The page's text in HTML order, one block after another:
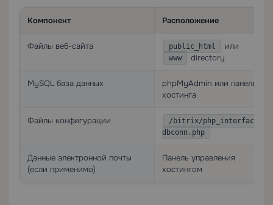
Компонент Расположение
Файлы веб-сайта public_html или
www directory
MySQL база данных
phpMyAdmin или панель
хостинга
Файлы конфигурации
/bitrix/php_interface/
dbconn.php
Данные электронной почты
(если применимо)
Панель управления
хостингом